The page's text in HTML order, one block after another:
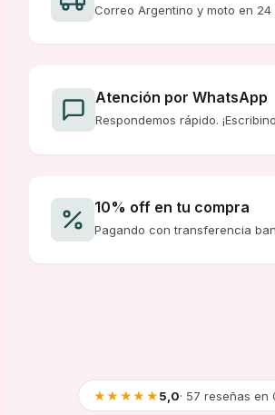
Correo Argentino y moto en 24
Atención por WhatsApp
Respondemos rápido.
10% off en tu compra
Pagando con transferencia
★★★★★5,0· 57 reseñas en